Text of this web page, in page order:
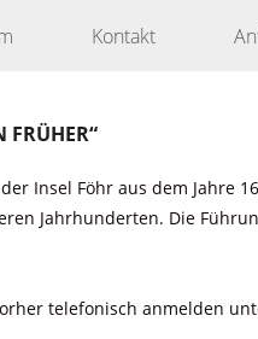
Kontakt
FRÜHER“
Insel Föhr aus dem Jahre
Jahrhunderten. Die
telefonisch anmelden